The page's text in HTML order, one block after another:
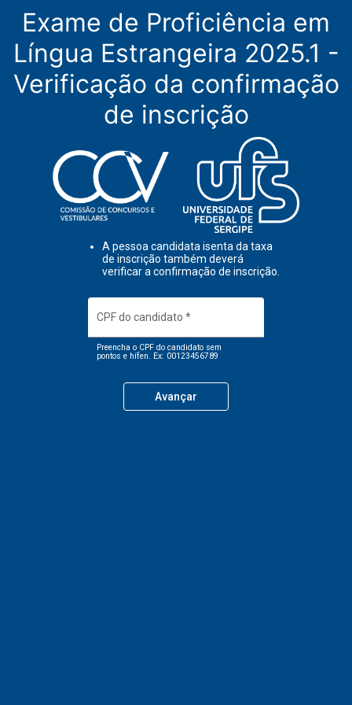
Exame de Proficiência em
Língua Estrangeira 2025.1 -
Verificação da confirmação
de inscrição
A pessoa candidata isenta da taxa
de inscrição também deverá
verificar a confirmação de inscrição.
CPF do candidato *
Preencha o CPF do candidato sem
pontos e hífen. Ex: 00123456789
Avançar